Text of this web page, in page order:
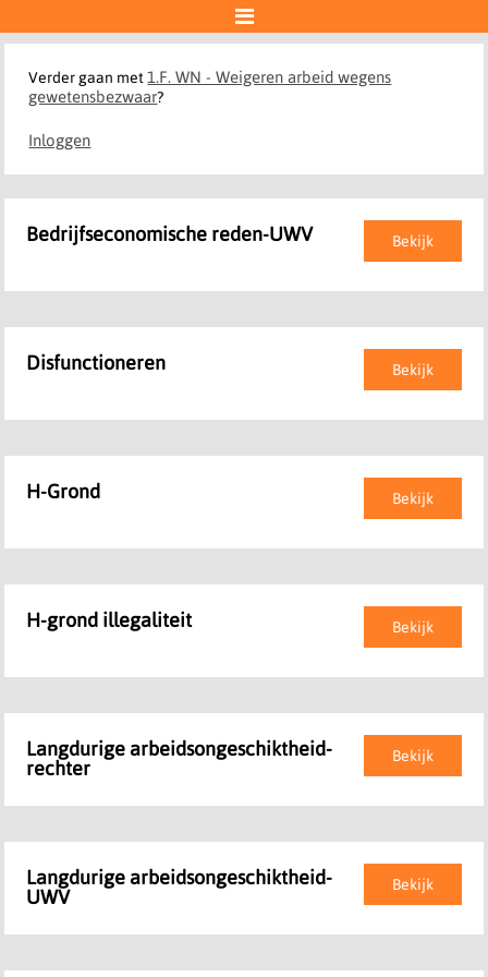

Verder gaan met1.F. WN - Weigeren arbeid wegens
gewetensbezwaar?
Inloggen
Bekijk
Bedrijfseconomische reden-UWV
Bekijk
Disfunctioneren
Bekijk
H-Grond
Bekijk
H-grond illegaliteit
Bekijk
Langdurige arbeidsongeschiktheid-
rechter
Bekijk
Langdurige arbeidsongeschiktheid-
UWV